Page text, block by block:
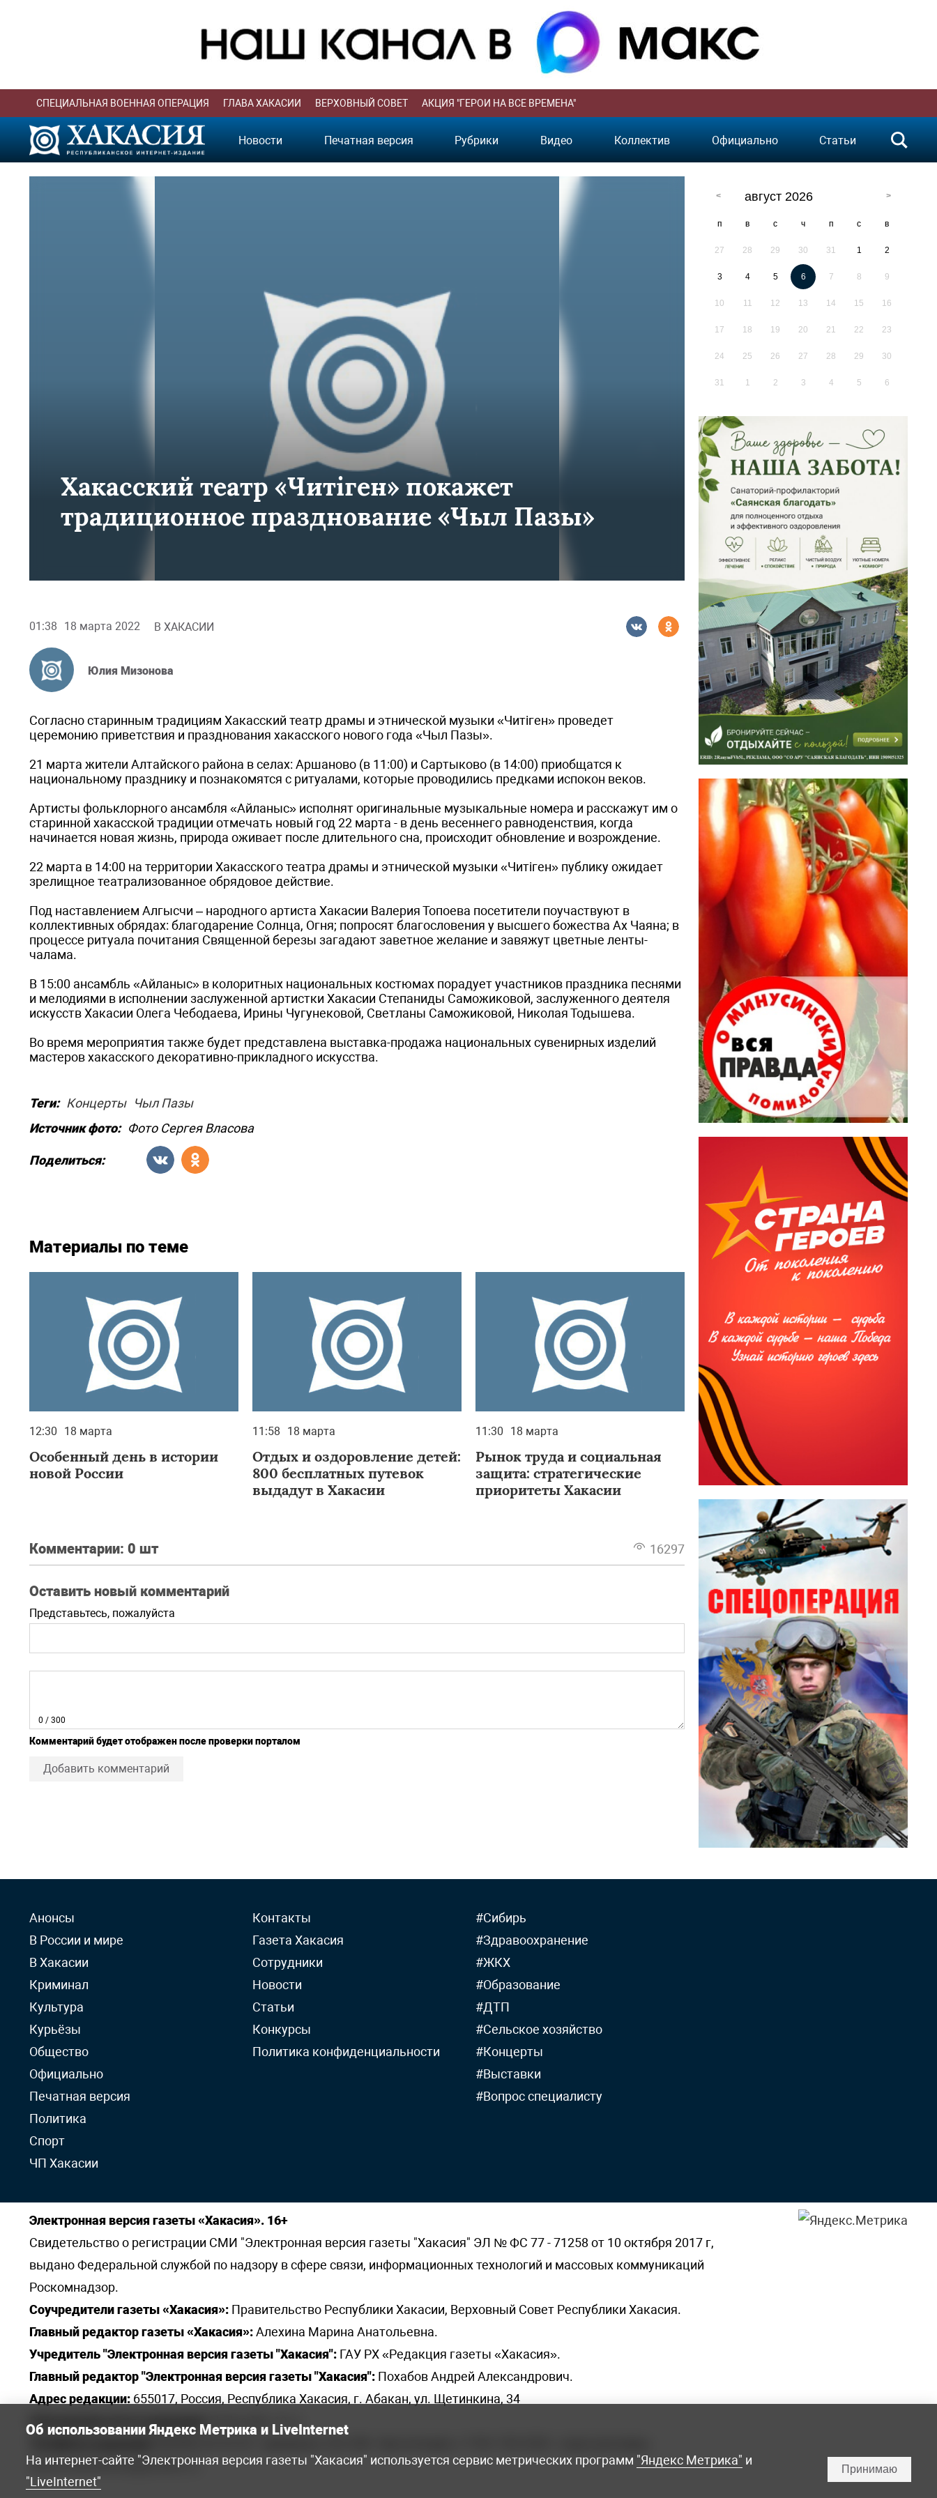
СПЕЦИАЛЬНАЯ ВОЕННАЯ ОПЕРАЦИЯ ГЛАВА ХАКАСИИ ВЕРХОВНЫЙ СОВЕТ АКЦИЯ "ГЕРОИ НА ВСЕ ВРЕМЕНА"
Новости Печатная версия Рубрики Видео Коллектив Официально Статьи
Хакасский театр «Читiген» покажет
традиционное празднование «Чыл Пазы»
01:38 18 марта 2022 В ХАКАСИИ
Юлия Мизонова
Согласно старинным традициям Хакасский театр драмы и этнической музыки «Читiген» проведет
церемонию приветствия и празднования хакасского нового года «Чыл Пазы».
21 марта жители Алтайского района в селах: Аршаново (в 11:00) и Сартыково (в 14:00) приобщатся к
национальному празднику и познакомятся с ритуалами, которые проводились предками испокон веков.
Артисты фольклорного ансамбля «Айланыс» исполнят оригинальные музыкальные номера и расскажут им о
старинной хакасской традиции отмечать новый год 22 марта - в день весеннего равноденствия, когда
начинается новая жизнь, природа оживает после длительного сна, происходит обновление и возрождение.
22 марта в 14:00 на территории Хакасского театра драмы и этнической музыки «Читiген» публику ожидает
зрелищное театрализованное обрядовое действие.
Под наставлением Алгысчи – народного артиста Хакасии Валерия Топоева посетители поучаствуют в
коллективных обрядах: благодарение Солнца, Огня; попросят благословения у высшего божества Ах Чаяна; в
процессе ритуала почитания Священной березы загадают заветное желание и завяжут цветные ленты-
чалама.
В 15:00 ансамбль «Айланыс» в колоритных национальных костюмах порадует участников праздника песнями
и мелодиями в исполнении заслуженной артистки Хакасии Степаниды Саможиковой, заслуженного деятеля
искусств Хакасии Олега Чебодаева, Ирины Чугунековой, Светланы Саможиковой, Николая Тодышева.
Во время мероприятия также будет представлена выставка-продажа национальных сувенирных изделий
мастеров хакасского декоративно-прикладного искусства.
Теги: Концерты
Чыл Пазы
Источник фото: Фото Сергея Власова
Поделиться:
Материалы по теме
12:30 18 марта
Особенный день в истории
новой России
11:58 18 марта
Отдых и оздоровление детей:
800 бесплатных путевок
выдадут в Хакасии
11:30 18 марта
Рынок труда и социальная
защита: стратегические
приоритеты Хакасии
Комментарии: 0 шт 16297
Оставить новый комментарий
Представьтесь, пожалуйста
0 / 300
Комментарий будет отображен после проверки порталом
Добавить комментарий
август 2026
п в с ч п с в
27 28 29 30 31 1 2
3 4 5 6 7 8 9
10 11 12 13 14 15 16
17 18 19 20 21 22 23
24 25 26 27 28 29 30
31 1 2 3 4 5 6
Анонсы
В России и мире
В Хакасии
Криминал
Культура
Курьёзы
Общество
Официально
Печатная версия
Политика
Спорт
ЧП Хакасии
Контакты
Газета Хакасия
Сотрудники
Новости
Статьи
Конкурсы
Политика конфиденциальности
#Сибирь
#Здравоохранение
#ЖКХ
#Образование
#ДТП
#Сельское хозяйство
#Концерты
#Выставки
#Вопрос специалисту
Электронная версия газеты «Хакасия». 16+
Свидетельство о регистрации СМИ "Электронная версия газеты "Хакасия" ЭЛ № ФС 77 - 71258 от 10 октября 2017 г,
выдано Федеральной службой по надзору в сфере связи, информационных технологий и массовых коммуникаций
Роскомнадзор.
Соучредители газеты «Хакасия»: Правительство Республики Хакасии, Верховный Совет Республики Хакасия.
Главный редактор газеты «Хакасия»:Алехина Марина Анатольевна.
Учредитель "Электронная версия газеты "Хакасия": ГАУ РХ «Редакция газеты «Хакасия».
Главный редактор "Электронная версия газеты "Хакасия": Похабов Андрей Александрович.
Адрес редакции: 655017, Россия, Республика Хакасия, г. Абакан, ул. Щетинкина, 34
Электронная почта редакции: khakred@r-19.ru
elena.s.korotkowa@yandex.ru.
Об использовании Яндекс Метрика и LiveInternet
На интернет-сайте "Электронная версия газеты "Хакасия" используется сервис метрических программ "Яндекс Метрика" и
"LiveInternet"
Принимаю